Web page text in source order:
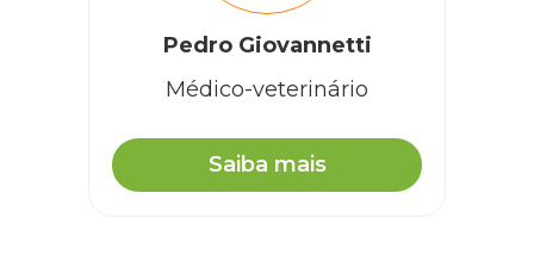
Pedro Giovannetti
Médico-veterinário
Saiba mais